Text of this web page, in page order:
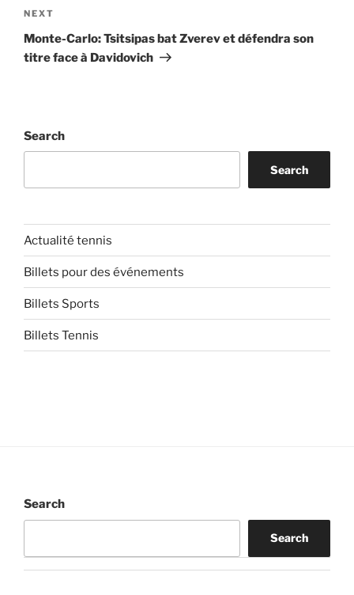
Next
Post
NEXT
Monte-Carlo: Tsitsipas bat Zverev et défendra son
titre face à Davidovich
Search
Search
Actualité tennis
Billets pour des événements
Billets Sports
Billets Tennis
Search
Search